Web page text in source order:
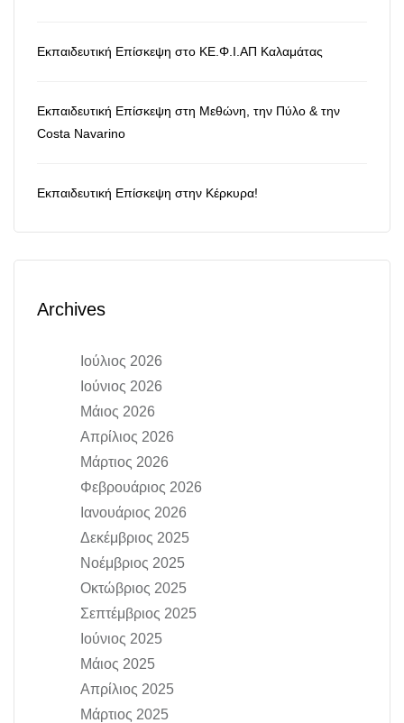
Εκπαιδευτική Επίσκεψη στο ΚΕ.Φ.Ι.ΑΠ Καλαμάτας
Εκπαιδευτική Επίσκεψη στη Μεθώνη, την Πύλο & την
Costa Navarino
Εκπαιδευτική Επίσκεψη στην Κέρκυρα!
Archives
Ιούλιος 2026
Ιούνιος 2026
Μάιος 2026
Απρίλιος 2026
Μάρτιος 2026
Φεβρουάριος 2026
Ιανουάριος 2026
Δεκέμβριος 2025
Νοέμβριος 2025
Οκτώβριος 2025
Σεπτέμβριος 2025
Ιούνιος 2025
Μάιος 2025
Απρίλιος 2025
Μάρτιος 2025